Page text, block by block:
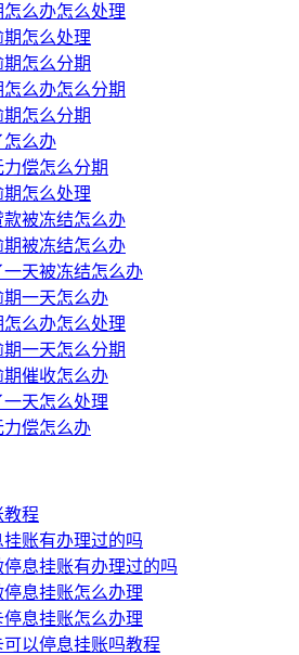
么办怎么处理
怎么处理
怎么分期
么办怎么分期
怎么分期
怎么办
偿怎么分期
怎么处理
被冻结怎么办
期被冻结怎么办
天被冻结怎么办
一天怎么办
么办怎么处理
一天怎么分期
催收怎么办
天怎么处理
偿怎么办
教程
账有办理过的吗
息挂账有办理过的吗
息挂账怎么办理
息挂账怎么办理
以停息挂账吗教程